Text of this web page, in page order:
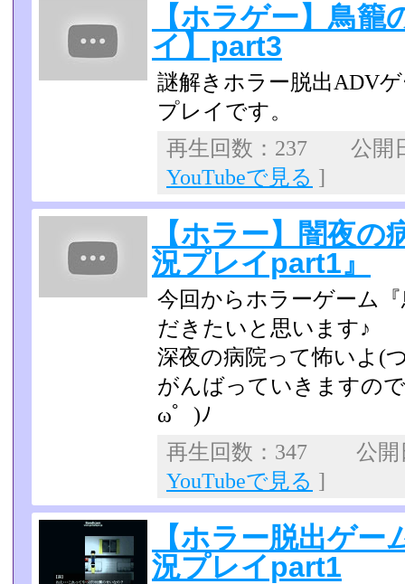
【ホラゲー】鳥
イ】part3
謎解きホラー脱出ADV
プレイです。
再生回数：237 公
YouTubeで見る ]
【ホラー】闇夜の
況プレイpart1』
今回からホラーゲーム
だきたいと思います♪
深夜の病院って怖いよ(
がんばっていきますの
ω゜)ﾉ
再生回数：347 公
YouTubeで見る ]
【ホラー脱出ゲ
況プレイpart1